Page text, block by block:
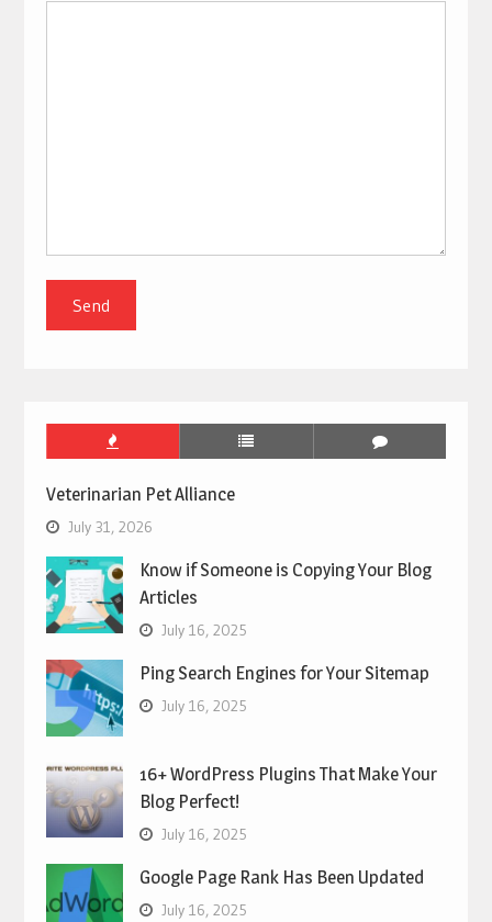
Veterinarian Pet Alliance
July 31, 2026
Know if Someone is Copying Your Blog
Articles
July 16, 2025
Ping Search Engines for Your Sitemap
July 16, 2025
16+ WordPress Plugins That Make Your
Blog Perfect!
July 16, 2025
Google Page Rank Has Been Updated
July 16, 2025